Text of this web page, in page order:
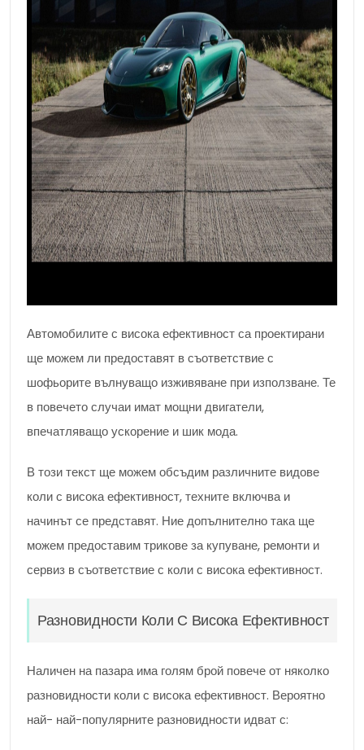
Автомобилите с висока ефективност са проектирани
ще можем ли предоставят в съответствие с
шофьорите вълнуващо изживяване при използване. Те
в повечето случаи имат мощни двигатели,
впечатляващо ускорение и шик мода.
В този текст ще можем обсъдим различните видове
коли с висока ефективност, техните включва и
начинът се представят. Ние допълнително така ще
можем предоставим трикове за купуване, ремонти и
сервиз в съответствие с коли с висока ефективност.
Разновидности Коли С Висока Ефективност
Наличен на пазара има голям брой повече от няколко
разновидности коли с висока ефективност. Вероятно
най- най-популярните разновидности идват с: